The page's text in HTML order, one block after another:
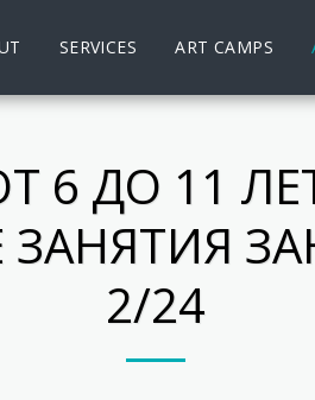
SERVICES ART CAMPS
6 ДО 11
2/24